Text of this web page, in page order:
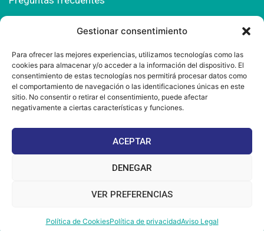
Gestionar consentimiento
Para ofrecer las mejores experiencias, utilizamos tecnologías como las
cookies para almacenar y/o acceder a la información del dispositivo. El
consentimiento de estas tecnologías nos permitirá procesar datos como
el comportamiento de navegación o las identificaciones únicas en este
sitio. No consentir o retirar el consentimiento, puede afectar
negativamente a ciertas características y funciones.
ACEPTAR
DENEGAR
VER PREFERENCIAS
Política de CookiesPolítica de privacidadAviso Legal
Polígono Comercial Urbisur (Cita previa) 11130
Chiclana de la Fra. (Cádiz)
667 457 908
info@mantonesdelsur.com
mantonesdelsur@gmail.com